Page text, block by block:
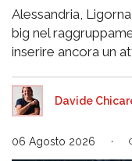
Alessandria,
big nel
inserire ancora un
Davide
06 Agosto 2026